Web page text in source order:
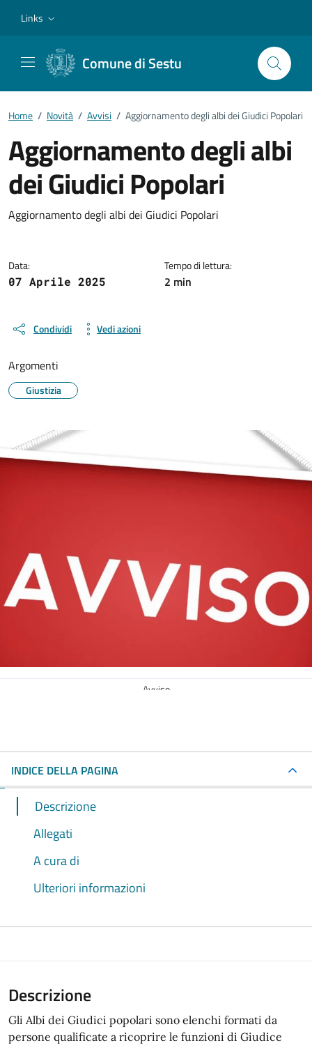
Links
Comune di Sestu
Home / Novità / Avvisi / Aggiornamento degli albi dei Giudici Popolari
Aggiornamento degli albi
dei Giudici Popolari
Dettagli della notizia
Aggiornamento degli albi dei Giudici Popolari
Data:
07 Aprile 2025
Tempo di lettura:
2 min
Condividi Vedi azioni
Argomenti
Giustizia
Avviso
INDICE DELLA PAGINA
Descrizione
Allegati
A cura di
Ulteriori informazioni
Descrizione
Gli Albi dei Giudici popolari sono elenchi formati da
persone qualificate a ricoprire le funzioni di Giudice